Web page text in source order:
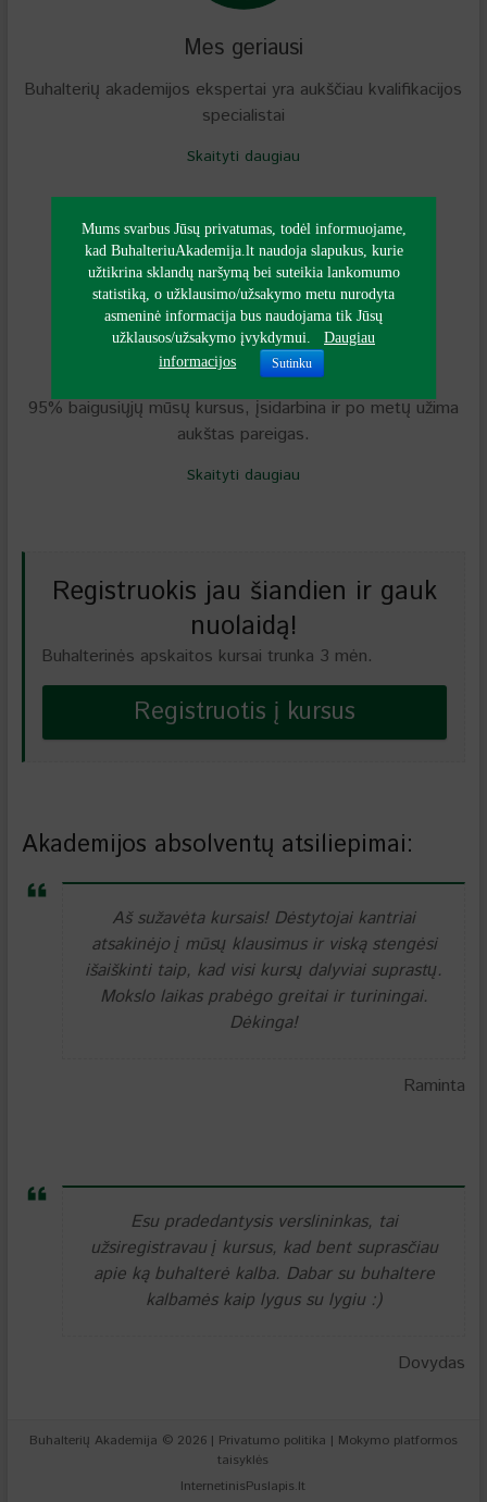
Mes geriausi
Buhalterių akademijos ekspertai yra aukščiau kvalifikacijos
specialistai
Skaityti daugiau
Atsiliepimai
95% baigusiųjų mūsų kursus, įsidarbina ir po metų užima
aukštas pareigas.
Skaityti daugiau
Registruokis jau šiandien ir gauk
nuolaidą!
Buhalterinės apskaitos kursai trunka 3 mėn.
Registruotis į kursus
Akademijos absolventų atsiliepimai:
Aš sužavėta kursais! Dėstytojai kantriai
atsakinėjo į mūsų klausimus ir viską stengėsi
išaiškinti taip, kad visi kursų dalyviai suprastų.
Mokslo laikas prabėgo greitai ir turiningai.
Dėkinga!
Raminta
Esu pradedantysis verslininkas, tai
užsiregistravau į kursus, kad bent suprasčiau
apie ką buhalterė kalba. Dabar su buhaltere
kalbamės kaip lygus su lygiu :)
Dovydas
Buhalterių Akademija © 2026 | Privatumo politika | Mokymo platformos
taisyklės
InternetinisPuslapis.lt
Mums svarbus Jūsų privatumas, todėl informuojame,
kad BuhalteriuAkademija.lt naudoja slapukus, kurie
užtikrina sklandų naršymą bei suteikia lankomumo
statistiką, o užklausimo/užsakymo metu nurodyta
asmeninė informacija bus naudojama tik Jūsų
užklausos/užsakymo įvykdymui.
Daugiau
informacijos
Sutinku